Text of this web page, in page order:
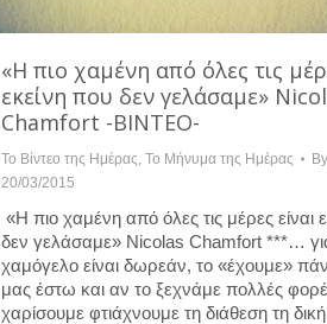
«Η πιο χαμένη από όλες τις
εκείνη που δεν γελάσαμε»
Chamfort -ΒΙΝΤΕΟ-
Το Βίντεο της Ημέρας, Το Μήνυμα της Ημέρας By
20/03/2015
«Η πιο χαμένη από όλες τις μέρες είναι
δεν γελάσαμε» Nicolas Chamfort ***…
χαμόγελο είναι δωρεάν, το «έχουμε»
μας έστω και αν το ξεχνάμε πολλές
χαρίσουμε φτιάχνουμε τη διάθεση τη